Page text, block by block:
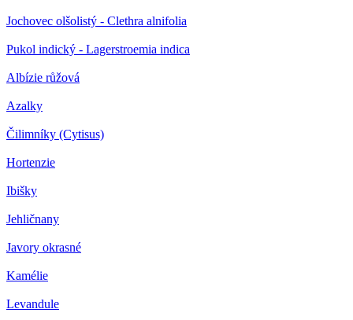
Jochovec olšolistý - Clethra alnifolia
Pukol indický - Lagerstroemia indica
Albízie růžová
Azalky
Čilimníky (Cytisus)
Hortenzie
Ibišky
Jehličnany
Javory okrasné
Kamélie
Levandule